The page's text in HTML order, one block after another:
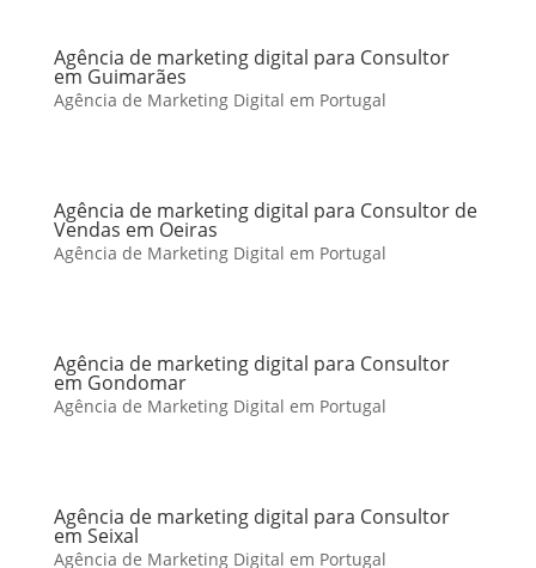
Agência de marketing digital para Consultor
em Guimarães
Agência de Marketing Digital em Portugal
Agência de marketing digital para Consultor de
Vendas em Oeiras
Agência de Marketing Digital em Portugal
Agência de marketing digital para Consultor
em Gondomar
Agência de Marketing Digital em Portugal
Agência de marketing digital para Consultor
em Seixal
Agência de Marketing Digital em Portugal